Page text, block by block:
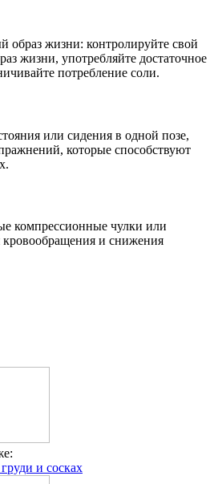
образ жизни: контролируйте свой
жизни, употребляйте достаточное
потребление соли.
или сидения в одной позе,
которые способствуют
компрессионные чулки или
кровообращения и снижения
и сосках